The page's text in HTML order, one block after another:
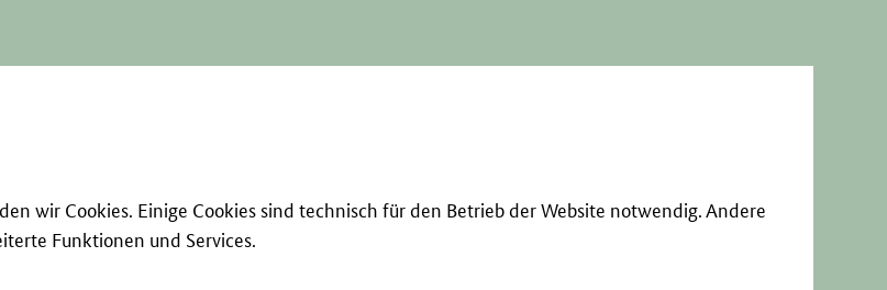
wir Cookies. Einige Cookies sind technisch für den Betrieb der Website notwendig. Andere
Funktionen und Services.